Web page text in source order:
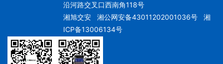
沿河路交叉口西南角118号
湘旭交安湘公网安备43011202001036号
湘
ICP备13006134号